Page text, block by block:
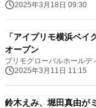
2025年3月18日 09:30
「アイプリモ横浜ベ
オープン
プリモグローバルホールデ
2025年3月11日 11:15
鈴木えみ、堀田真由が